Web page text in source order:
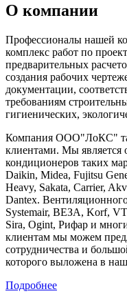
О компании
Профессионалы нашей
комплекс работ по
предварительных
создания рабочих
документации,
требованиям
гигиенических,
Компания ООО"ЛоКС"
клиентами. Мы
кондиционеров таких
Daikin, Midea, Fujitsu
Heavy, Sakata, Carrier,
Dantex.
Systemair, ВЕЗА, Korf,
Sira, Ogint, Рифар и
клиентам мы можем
сотрудничества и
которого выложена в
Подробнее